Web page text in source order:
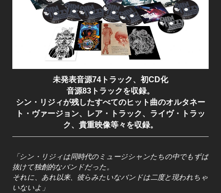
未発表音源74トラック、初CD化
音源83トラックを収録。
シン・リジィが残したすべてのヒット曲のオルタネー
ト・ヴァージョン、レア・トラック、ライヴ・トラッ
ク、貴重映像等々を収録。
「シン・リジィは同時代のミュージシャンたちの中でもずば
抜けて独創的なバンドだった。
それに、あれ以来、彼らみたいなバンドは二度と現われちゃ
いないよ」